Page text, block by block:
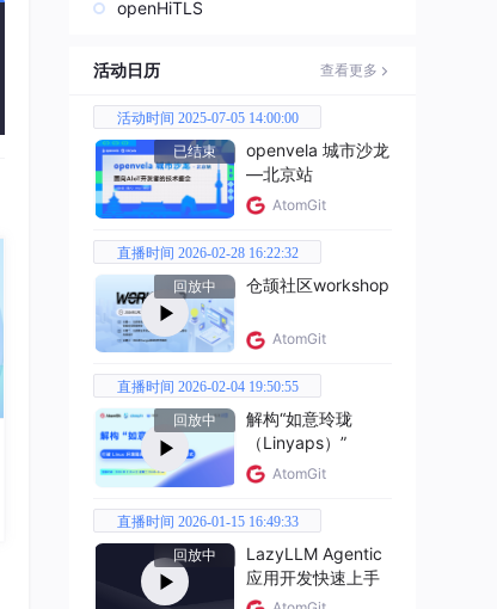
openHiTLS
活动日历 查看更多
活动时间 2025-07-05 14:00:00
已结束
openvela 城市沙龙
—北京站
AtomGit
直播时间 2026-02-28 16:22:32
回放中
仓颉社区workshop
AtomGit
直播时间 2026-02-04 19:50:55
回放中
解构“如意玲珑
（Linyaps）”
AtomGit
直播时间 2026-01-15 16:49:33
回放中
LazyLLM Agentic
应用开发快速上手